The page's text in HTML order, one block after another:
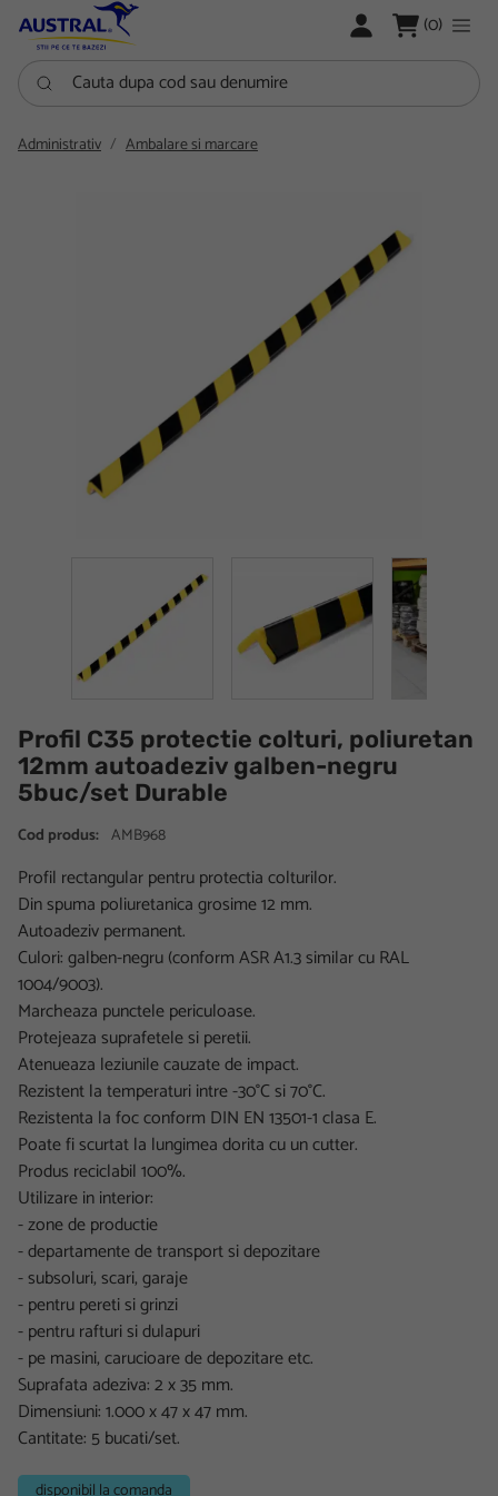
LOGARE (0)
Cauta dupa cod sau denumire
Administrativ Ambalare si marcare
Profil C35 protectie colturi, poliuretan
12mm autoadeziv galben-negru
5buc/set Durable
Cod produs: AMB968
Profil rectangular pentru protectia colturilor.
Din spuma poliuretanica grosime 12 mm.
Autoadeziv permanent.
Culori: galben-negru (conform ASR A1.3 similar cu RAL
1004/9003).
Marcheaza punctele periculoase.
Protejeaza suprafetele si peretii.
Atenueaza leziunile cauzate de impact.
Rezistent la temperaturi intre -30°C si 70°C.
Rezistenta la foc conform DIN EN 13501-1 clasa E.
Poate fi scurtat la lungimea dorita cu un cutter.
Produs reciclabil 100%.
Utilizare in interior:
- zone de productie
- departamente de transport si depozitare
- subsoluri, scari, garaje
- pentru pereti si grinzi
- pentru rafturi si dulapuri
- pe masini, carucioare de depozitare etc.
Suprafata adeziva: 2 x 35 mm.
Dimensiuni: 1.000 x 47 x 47 mm.
Cantitate: 5 bucati/set.
disponibil la comanda